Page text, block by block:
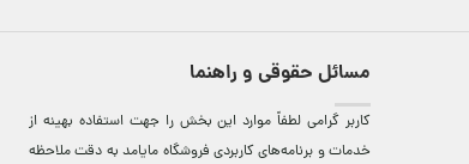
مسائل حقوقی و راهنما
کاربر گرامی لطفاً موارد این بخش را جهت استفاده بهینه از
خدمات و برنامه‌‏های کاربردی فروشگاه مایامد به دقت ملاحظه